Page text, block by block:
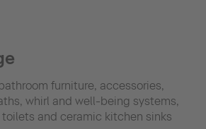
furniture, accessories,
whirl and well-being systems,
toilets and ceramic kitchen sinks